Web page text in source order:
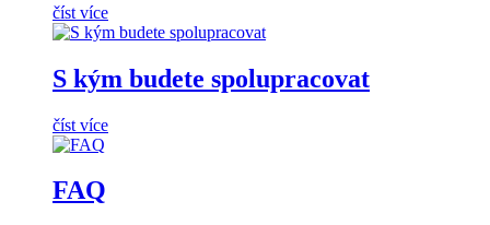
číst více
S kým budete spolupracovat
číst více
FAQ